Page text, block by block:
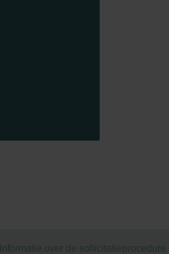
Informatie over de sollicitatieprocedure